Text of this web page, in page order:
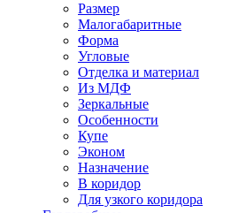
Размер
Малогабаритные
Форма
Угловые
Отделка и материал
Из МДФ
Зеркальные
Особенности
Купе
Эконом
Назначение
В коридор
Для узкого коридора